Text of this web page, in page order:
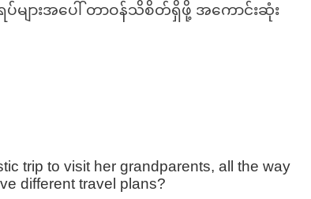
များအပေါ် တာဝန်သိစိတ်ရှိဖို့ အကောင်းဆုံး
trip to visit her grandparents, all the way
different travel plans?